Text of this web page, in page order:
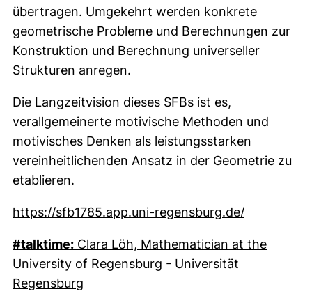
übertragen. Umgekehrt werden konkrete
geometrische Probleme und Berechnungen zur
Konstruktion und Berechnung universeller
Strukturen anregen.
Die Langzeitvision dieses SFBs ist es,
verallgemeinerte motivische Methoden und
motivisches Denken als leistungsstarken
vereinheitlichenden Ansatz in der Geometrie zu
etablieren.
https://sfb1785.app.uni-regensburg.de/(externer
#talktime: Clara Löh, Mathematician at the
University of Regensburg - Universität
Regensburg